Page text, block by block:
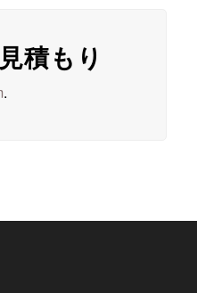
積もり
.